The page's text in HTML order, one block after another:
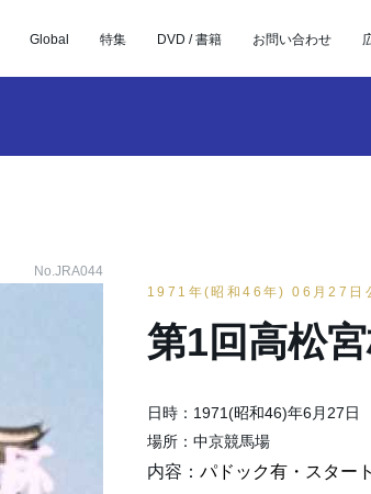
Global 特集 DVD / 書籍 お問い合わせ
No.JRA044
1971年(昭和46年) 06月27日
第1回高松
日時：1971(昭和46)年6月27日
場所：中京競馬場
内容： パドック有・スター